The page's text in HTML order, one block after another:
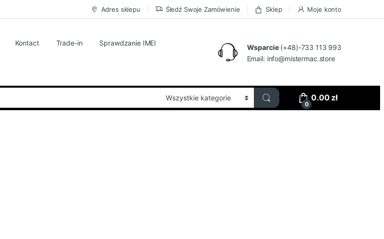
Adres sklepu Śledź Swoje Zamówienie Sklep Moje konto
Kontact Trade-in Sprawdzanie IMEI
Wsparcie (+48)-733 113 993
Email: info@mistermac.store
0
0.00 zł